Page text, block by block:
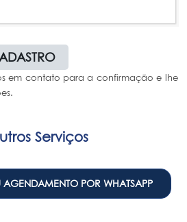
em contato para a confirmação e lhe
Serviços
AGENDAMENTO POR WHATSAPP